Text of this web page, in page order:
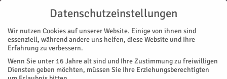
Start Polizei Kontrolle verloren
POLIZEI
Datenschutzeinstellungen
Wir nutzen Cookies auf unserer Website. Einige von ihnen sind
essenziell, während andere uns helfen, diese Website und Ihre
Erfahrung zu verbessern.
Wenn Sie unter 16 Jahre alt sind und Ihre Zustimmung zu freiwilligen
Diensten geben möchten, müssen Sie Ihre Erziehungsberechtigten